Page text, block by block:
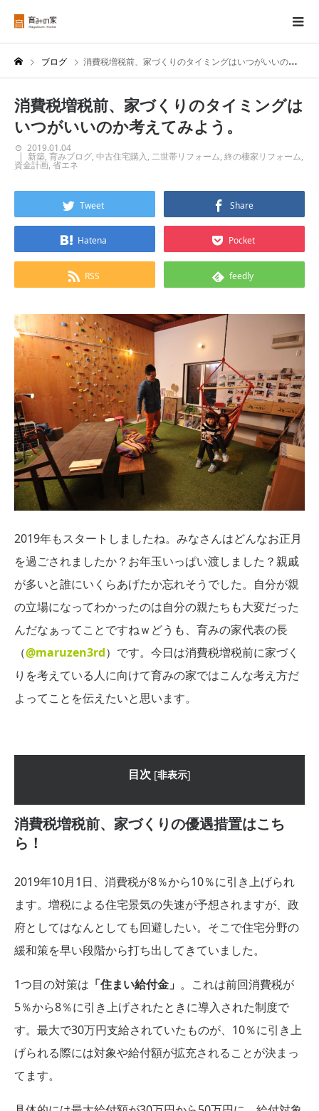
ブログ 消費税増税前、家づくりのタイミングはいつがいいのか考えてみよう。
消費税増税前、家づくりのタイミングは
いつがいいのか考えてみよう。
2019.01.04
新築, 育みブログ, 中古住宅購入, 二世帯リフォーム, 終の棲家リフォーム,
資金計画,省エネ
Tweet Share
Hatena Pocket
RSS feedly
2019年もスタートしましたね。みなさんはどんなお正月
を過ごされましたか？お年玉いっぱい渡しました？親戚
が多いと誰にいくらあげたか忘れそうでした。自分が親
の立場になってわかったのは自分の親たちも大変だった
んだなぁってことですねｗどうも、育みの家代表の長
（@maruzen3rd）です。今日は消費税増税前に家づく
りを考えている人に向けて育みの家ではこんな考え方だ
よってことを伝えたいと思います。
目次 [非表示]
消費税増税前、家づくりの優遇措置はこち
ら！
2019年10月1日、消費税が8％から10％に引き上げられ
ます。増税による住宅景気の失速が予想されますが、政
府としてはなんとしても回避したい。そこで住宅分野の
緩和策を早い段階から打ち出してきていました。
1つ目の対策は 「住まい給付金」 。これは前回消費税が
5％から8％に引き上げされたときに導入された制度で
す。最大で30万円支給されていたものが、10％に引き上
げられる際には対象や給付額が拡充されることが決まっ
てます。